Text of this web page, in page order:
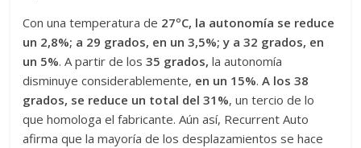
Con una temperatura de 27ºC, la autonomía se reduce
un 2,8%; a 29 grados, en un 3,5%; y a 32 grados, en
un 5%. A partir de los 35 grados, la autonomía
disminuye considerablemente, en un 15%.A los 38
grados, se reduce un total del 31%, un tercio de lo
que homologa el fabricante. Aún así, Recurrent Auto
afirma que la mayoría de los desplazamientos se hace